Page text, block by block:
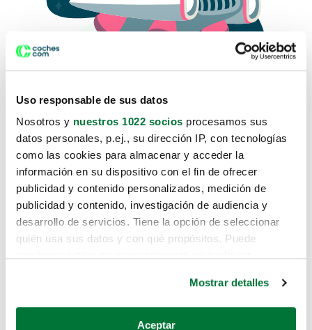
Uso responsable de sus datos
Nosotros y nuestros 1022 socios procesamos sus
datos personales, p.ej., su dirección IP, con tecnologías
como las cookies para almacenar y acceder la
información en su dispositivo con el fin de ofrecer
publicidad y contenido personalizados, medición de
publicidad y contenido, investigación de audiencia y
desarrollo de servicios. Tiene la opción de seleccionar
quién usa sus datos y con qué propósitos. Puede
Si lo permite, también quisiéramos:
Mostrar detalles
Aceptar
Lo sentimos, no sabemos como
te hemos traido hasta aquí.
Pero puedes encontrar el coche que estás
buscando en alguno de estos enlaces:
Coches de segunda mano